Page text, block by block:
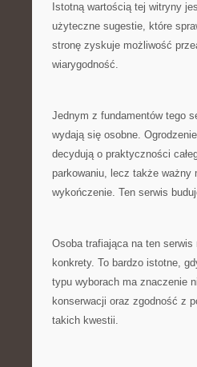
Istotną wartością tej witryny
użyteczne sugestie, które
stronę zyskuje możliwość
wiarygodność.
Jednym z fundamentów tego
wydają się osobne.
decydują o praktyczności
parkowaniu, lecz także ważny
wykończenie. Ten serwis
Osoba trafiająca na ten
konkrety. To bardzo istotne,
typu wyborach ma znaczenie
konserwacji oraz zgodność z
takich kwestii.